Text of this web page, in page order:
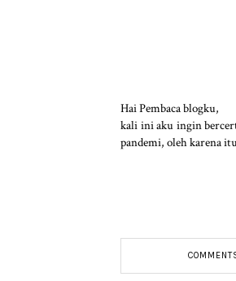
Hai Pembaca blogku,
kali ini aku ingin
pandemi, oleh karena